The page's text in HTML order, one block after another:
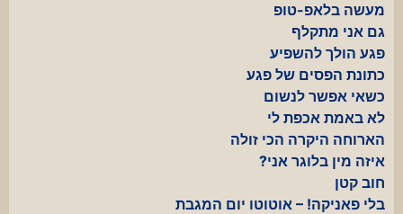
מעשה בלאפ-טופ
גם אני מתקלף
פגע הולך להשפיע
כתונת הפסים של פגע
כשאי אפשר לנשום
לא באמת אכפת לי
הארוחה היקרה הכי זולה
איזה מין בלוגר אני?
חוב קטן
בלי פאניקה! – אוטוטו יום המגבת